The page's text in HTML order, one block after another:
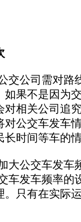
公司需对路
果不是因为
相关公司追
公交车发车
时间等车的
公交车发车
车发车频率的
只有在实际